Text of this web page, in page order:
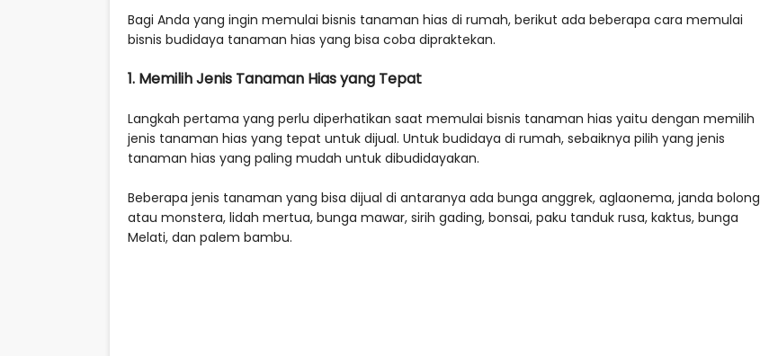
Bagi Anda yang ingin memulai bisnis tanaman hias di rumah, berikut ada beberapa cara memulai
bisnis budidaya tanaman hias yang bisa coba dipraktekan.
1. Memilih Jenis Tanaman Hias yang Tepat
Langkah pertama yang perlu diperhatikan saat memulai bisnis tanaman hias yaitu dengan memilih
jenis tanaman hias yang tepat untuk dijual. Untuk budidaya di rumah, sebaiknya pilih yang jenis
tanaman hias yang paling mudah untuk dibudidayakan.
Beberapa jenis tanaman yang bisa dijual di antaranya ada bunga anggrek, aglaonema, janda bolong
atau monstera, lidah mertua, bunga mawar, sirih gading, bonsai, paku tanduk rusa, kaktus, bunga
Melati, dan palem bambu.